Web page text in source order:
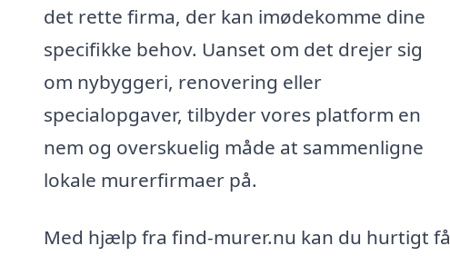
det rette firma, der kan imødekomme dine
specifikke behov. Uanset om det drejer sig
om nybyggeri, renovering eller
specialopgaver, tilbyder vores platform en
nem og overskuelig måde at sammenligne
lokale murerfirmaer på.
Med hjælp fra find-murer.nu kan du hurtigt få